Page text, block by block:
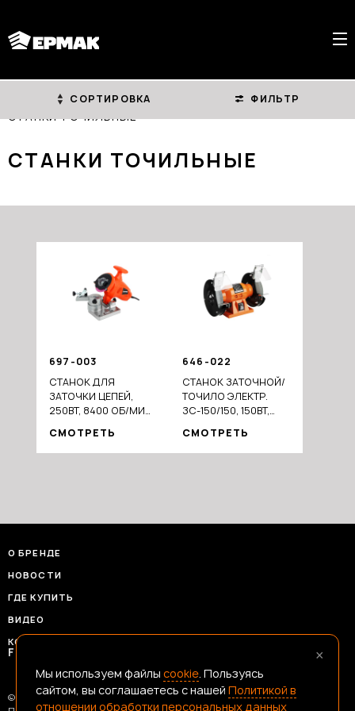
ГЛАВНАЯ КАТАЛОГ
ЭЛЕКТРОИНСТРУМЕНТ
СТАНКИ ТОЧИЛЬНЫЕ
СТАНКИ ТОЧИЛЬНЫЕ
СОРТИРОВКА ФИЛЬТР
697-003
СТАНОК ДЛЯ
ЗАТОЧКИ ЦЕПЕЙ,
250ВТ, 8400 ОБ/МИН,
АЛЮМИНИЕВАЯ БАЗА
СМОТРЕТЬ
646-022
СТАНОК ЗАТОЧНОЙ/
ТОЧИЛО ЭЛЕКТР.
ЗС-150/150, 150ВТ,
ОБ/МИН
СМОТРЕТЬ
О БРЕНДЕ
НОВОСТИ
ГДЕ КУПИТЬ
ВИДЕО
КОНТАКТЫ
FRANSHIZAERMAK@CONSTANTA-T.RU
© 2026 Ермак — Честный Инструмент
×
Мы используем файлы cookie. Пользуясь
сайтом, вы соглашаетесь с нашей Политикой в
отношении обработки персональных данных